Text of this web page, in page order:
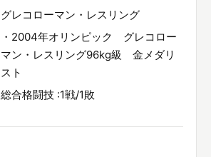
グレコローマン・レスリング
・2004年オリンピック グレコロー
マン・レスリング96kg級 金メダリ
スト
総合格闘技 :1戦/1敗